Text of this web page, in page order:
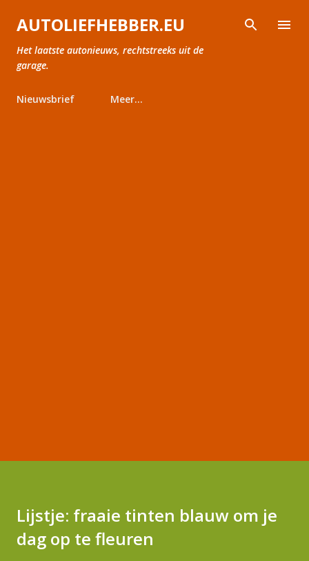
Doorgaan naar hoofdcontent
AUTOLIEFHEBBER.EU
Het laatste autonieuws, rechtstreeks uit de
garage.
Nieuwsbrief Meer…
Lijstje: fraaie tinten blauw om je
dag op te fleuren